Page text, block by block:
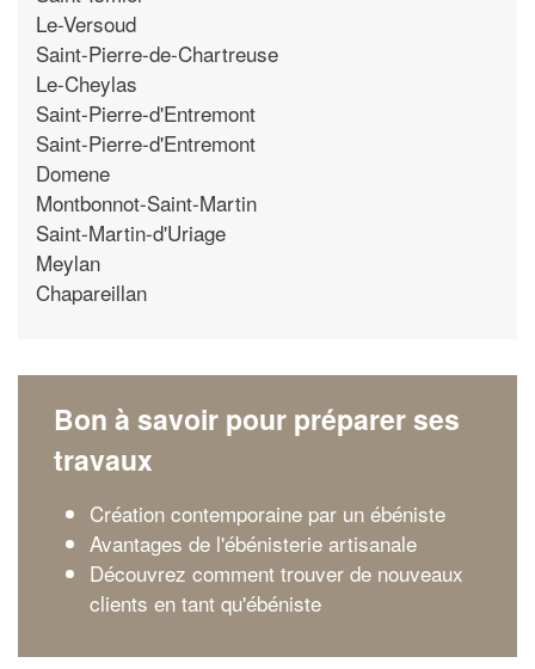
Le-Versoud
Saint-Pierre-de-Chartreuse
Le-Cheylas
Saint-Pierre-d'Entremont
Saint-Pierre-d'Entremont
Domene
Montbonnot-Saint-Martin
Saint-Martin-d'Uriage
Meylan
Chapareillan
Bon à savoir pour préparer ses
travaux
Création contemporaine par un ébéniste
Avantages de l'ébénisterie artisanale
Découvrez comment trouver de nouveaux
clients en tant qu'ébéniste